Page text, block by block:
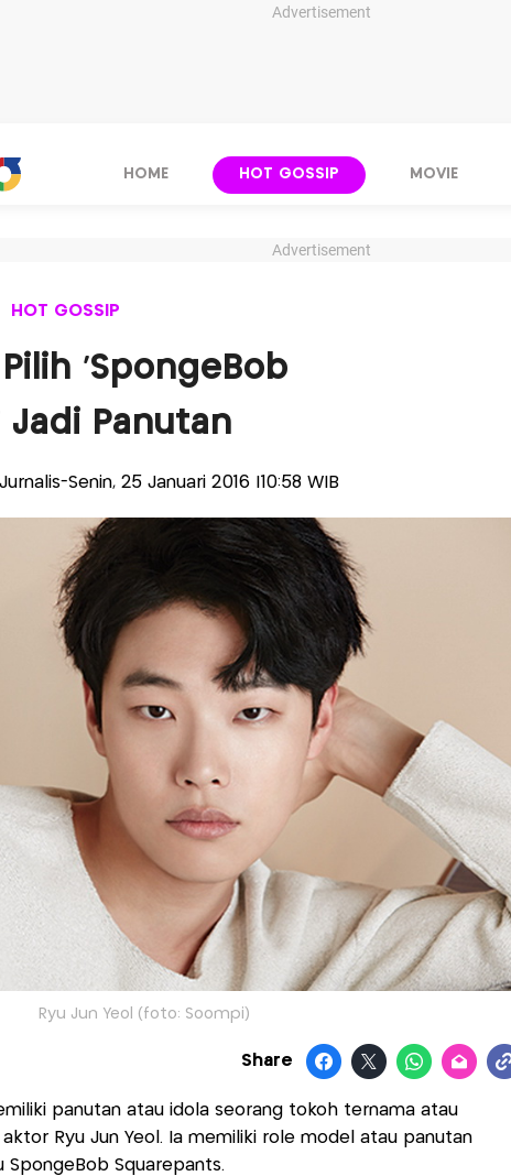
Advertisement
HOME HOT GOSSIP MOVIE
Advertisement
HOT GOSSIP
'SpongeBob
Panutan
Senin, 25 Januari 2016 |10:58 WIB
Ryu Jun Yeol (foto: Soompi)
Share
panutan atau idola seorang tokoh ternama atau
Ryu Jun Yeol. Ia memiliki role model atau panutan
Squarepants.